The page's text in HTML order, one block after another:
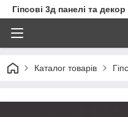
Гіпсові 3д панелі та декор
Каталог товарів